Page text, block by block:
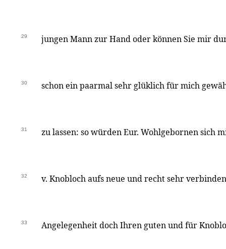
29 jungen Mann zur Hand oder können Sie mir
30 schon ein paarmal sehr glüklich für mich
31 zu lassen: so würden Eur. Wohlgebornen sich
32 v. Knobloch aufs neue und recht sehr
33 Angelegenheit doch Ihren guten und für